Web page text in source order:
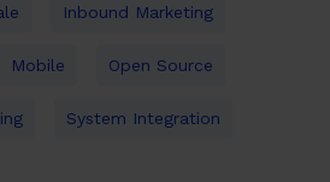
Inbound Marketing
Mobile Open Source
System Integration